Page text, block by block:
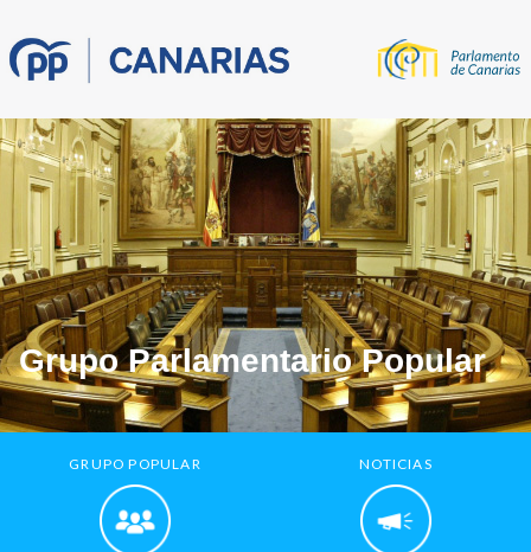
Grupo Parlamentario Popular
GRUPO POPULAR NOTICIAS